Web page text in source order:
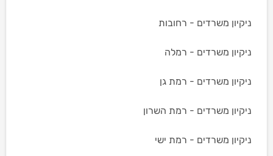
ניקיון משרדים - רחובות
ניקיון משרדים - רמלה
ניקיון משרדים - רמת גן
ניקיון משרדים - רמת השרון
ניקיון משרדים - רמת ישי